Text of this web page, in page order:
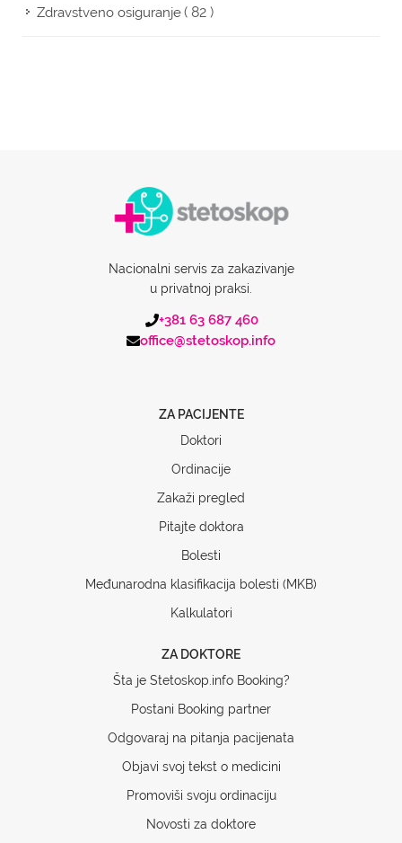
Zdravstveno osiguranje( 82 )
Nacionalni servis za zakazivanje
u privatnoj praksi.
+381 63 687 460
office@stetoskop.info
ZA PACIJENTE
Doktori
Ordinacije
Zakaži pregled
Pitajte doktora
Bolesti
Međunarodna klasifikacija bolesti (MKB)
Kalkulatori
ZA DOKTORE
Šta je Stetoskop.info Booking?
Postani Booking partner
Odgovaraj na pitanja pacijenata
Objavi svoj tekst o medicini
Promoviši svoju ordinaciju
Novosti za doktore